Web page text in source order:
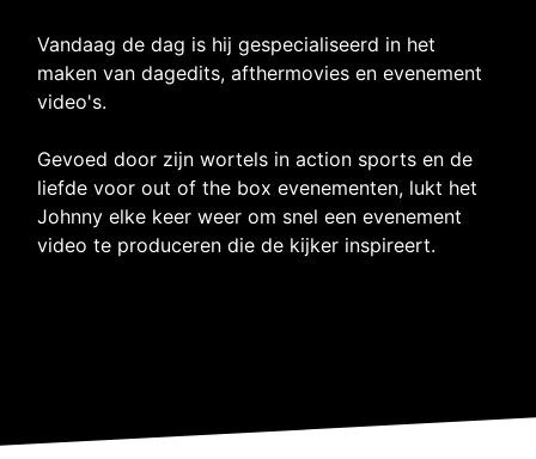
Vandaag de dag is hij gespecialiseerd in het
maken van dagedits, afthermovies en evenement
video's.
Gevoed door zijn wortels in action sports en de
liefde voor out of the box evenementen, lukt het
Johnny elke keer weer om snel een evenement
video te produceren die de kijker inspireert.